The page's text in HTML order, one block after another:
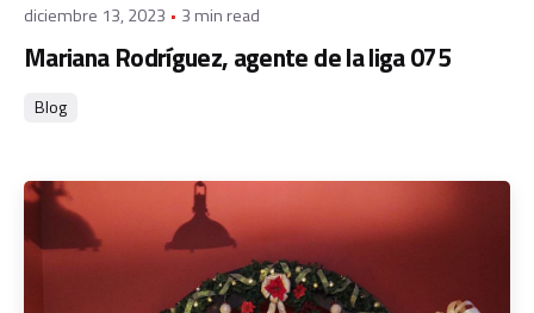
diciembre 13, 2023 3 min read
Mariana Rodríguez, agente de la liga 075
Blog